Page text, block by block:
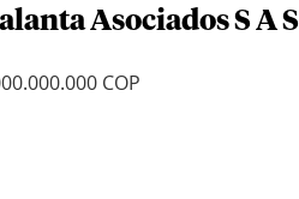
Asociados S A S
COP